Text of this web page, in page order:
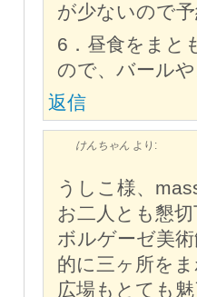
が少ないので
6．昼食をまと
ので、バール
返信
けんちゃん より:
うしこ様、
お二人とも懇
ボルゲーゼ美
的に三ヶ所を
広場もとても